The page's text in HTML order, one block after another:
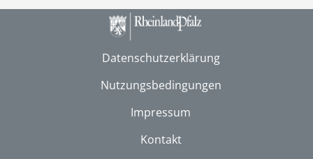
Datenschutzerklärung
Nutzungsbedingungen
Impressum
Kontakt